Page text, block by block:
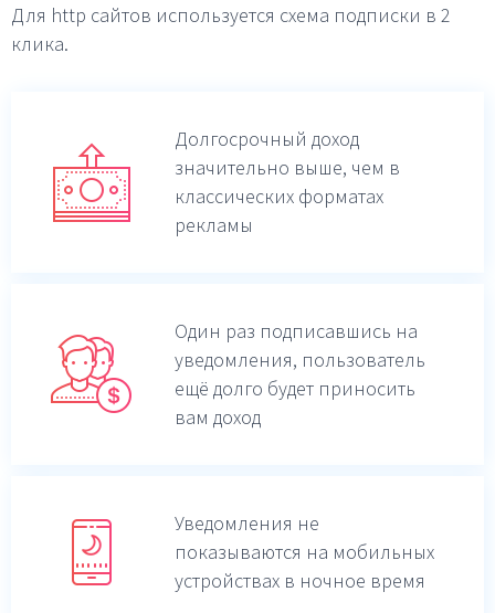
Для http сайтов используется схема подписки в 2
клика.
Долгосрочный доход
значительно выше, чем в
классических форматах
рекламы
Один раз подписавшись на
уведомления, пользователь
ещё долго будет приносить
вам доход
Уведомления не
показываются на мобильных
устройствах в ночное время